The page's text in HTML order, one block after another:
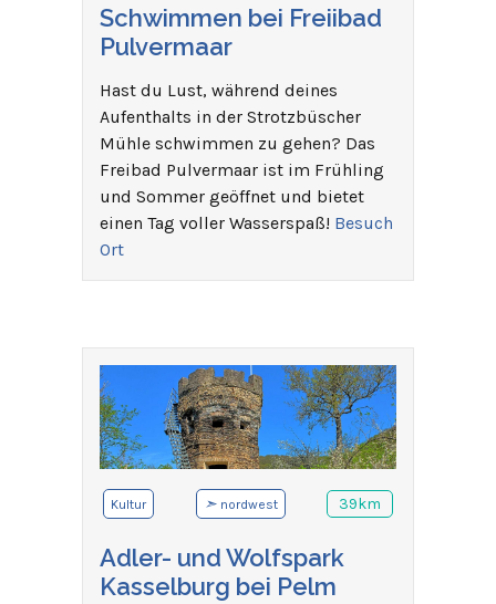
Schwimmen bei Freiibad
Pulvermaar
Hast du Lust, während deines
Aufenthalts in der Strotzbüscher
Mühle schwimmen zu gehen? Das
Freibad Pulvermaar ist im Frühling
und Sommer geöffnet und bietet
einen Tag voller Wasserspaß! Besuch
Ort
Kultur ➣ nordwest 39km
Adler- und Wolfspark
Kasselburg bei Pelm